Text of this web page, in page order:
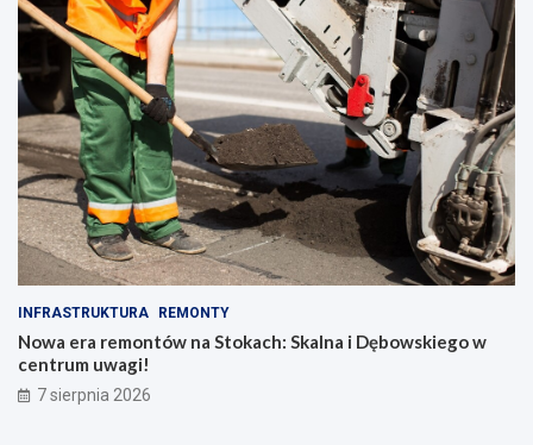
INFRASTRUKTURA REMONTY
Nowa era remontów na Stokach: Skalna i Dębowskiego w
centrum uwagi!
7 sierpnia 2026